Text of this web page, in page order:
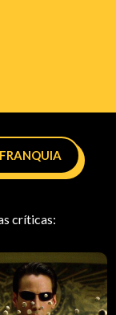
críticas: